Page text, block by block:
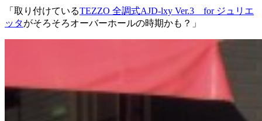
「取り付けているTEZZO 全調式AJD-lxy Ver.3 for ジュリエ
ッタがそろそろオーバーホールの時期かも？」